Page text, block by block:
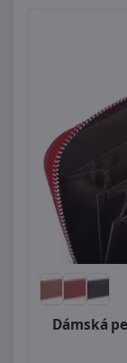
Dámská